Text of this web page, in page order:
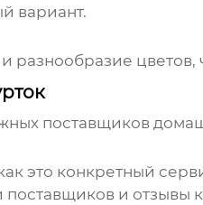
вариант.
цветов,
поставщиков
это конкретный
и отзывы